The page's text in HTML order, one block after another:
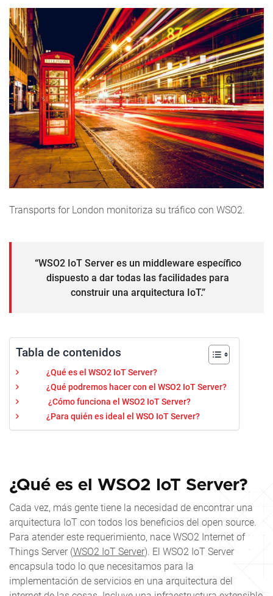
Transports for London monitoriza su tráfico con WSO2.
“WSO2 IoT Server es un middleware específico
dispuesto a dar todas las facilidades para
construir una arquitectura IoT.”
Tabla de contenidos
¿Qué es el WSO2 IoT Server?
¿Qué podremos hacer con el WSO2 IoT Server?
¿Cómo funciona el WSO2 IoT Server?
¿Para quién es ideal el WSO IoT Server?
¿Qué es el WSO2 IoT Server?
Cada vez, más gente tiene la necesidad de encontrar una
arquitectura IoT con todos los beneficios del open source.
Para atender este requerimiento, nace WSO2 Internet of
Things Server (WSO2 IoT Server). El WSO2 IoT Server
encapsula todo lo que necesitamos para la
implementación de servicios en una arquitectura del